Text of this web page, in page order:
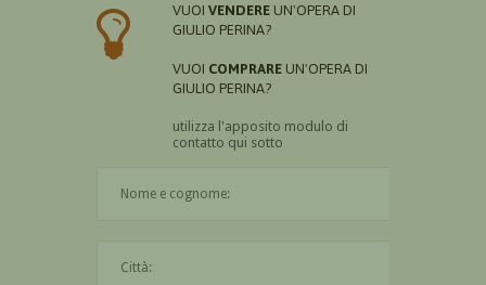
VUOI VENDERE UN'OPERA DI
GIULIO PERINA?
VUOI COMPRARE UN'OPERA DI
GIULIO PERINA?
utilizza l'apposito modulo di
contatto qui sotto